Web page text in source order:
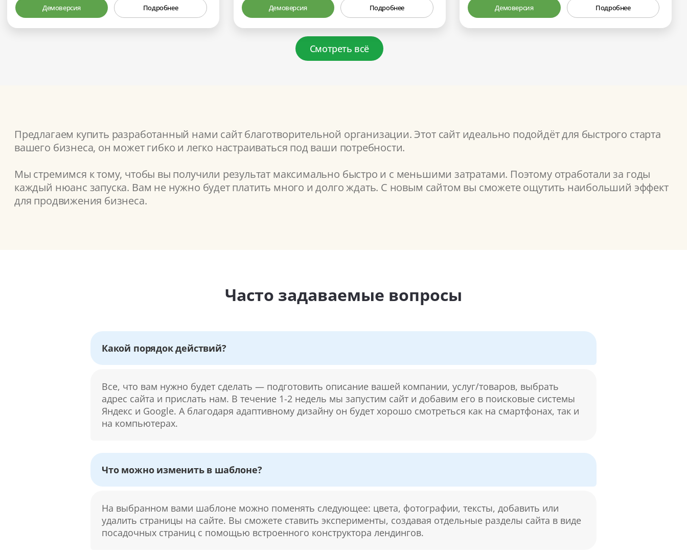
Демоверсия Подробнее Демоверсия Подробнее Демоверсия Подробнее
Смотреть всё
Предлагаем купить разработанный нами сайт благотворительной организации. Этот сайт идеально подойдёт для быстрого старта
вашего бизнеса, он может гибко и легко настраиваться под ваши потребности.
Мы стремимся к тому, чтобы вы получили результат максимально быстро и с меньшими затратами. Поэтому отработали за годы
каждый нюанс запуска. Вам не нужно будет платить много и долго ждать. С новым сайтом вы сможете ощутить наибольший эффект
для продвижения бизнеса.
Часто задаваемые вопросы
Какой порядок действий?
Все, что вам нужно будет сделать — подготовить описание вашей компании, услуг/товаров, выбрать
адрес сайта и прислать нам. В течение 1-2 недель мы запустим сайт и добавим его в поисковые системы
Яндекс и Google. А благодаря адаптивному дизайну он будет хорошо смотреться как на смартфонах, так и
на компьютерах.
Что можно изменить в шаблоне?
На выбранном вами шаблоне можно поменять следующее: цвета, фотографии, тексты, добавить или
удалить страницы на сайте. Вы сможете ставить эксперименты, создавая отдельные разделы сайта в виде
посадочных страниц с помощью встроенного конструктора лендингов.